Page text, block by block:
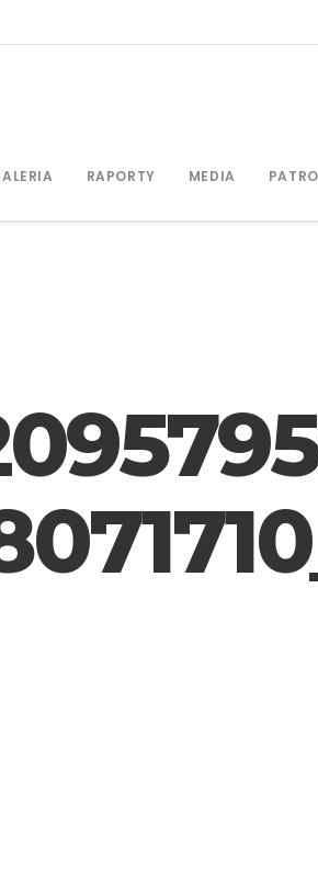
RAPORTY MEDIA